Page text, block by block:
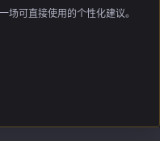
场可直接使用的个性化建议。